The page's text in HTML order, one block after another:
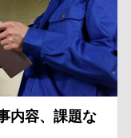
内容、課題な